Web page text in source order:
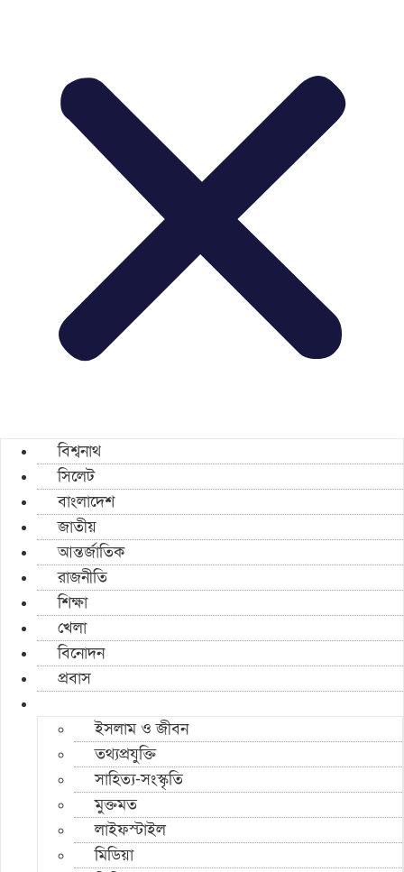
বিশ্বনাথ
সিলেট
বাংলাদেশ
জাতীয়
আন্তর্জাতিক
রাজনীতি
শিক্ষা
খেলা
বিনোদন
প্রবাস
ইসলাম ও জীবন
তথ্যপ্রযুক্তি
সাহিত্য-সংস্কৃতি
মুক্তমত
লাইফস্টাইল
মিডিয়া